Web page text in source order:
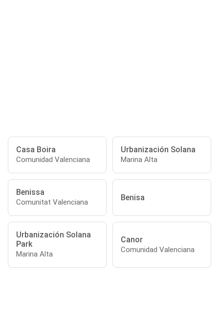
Casa Boira
Comunidad Valenciana
Urbanización Solana
Marina Alta
Benissa
Comunitat Valenciana Benisa
Urbanización Solana
Park
Marina Alta
Canor
Comunidad Valenciana